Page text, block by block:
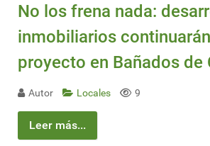
No los frena nada:
inmobiliarios
proyecto en Bañados de
Autor Locales 9
Leer más...